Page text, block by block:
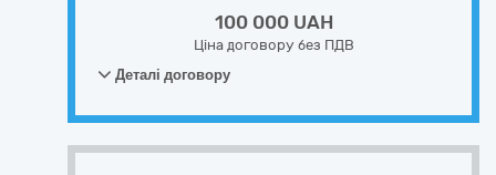
100 000 UAH
Ціна договору без ПДВ
Деталі договору